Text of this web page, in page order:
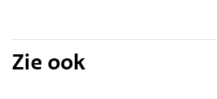
Zie ook